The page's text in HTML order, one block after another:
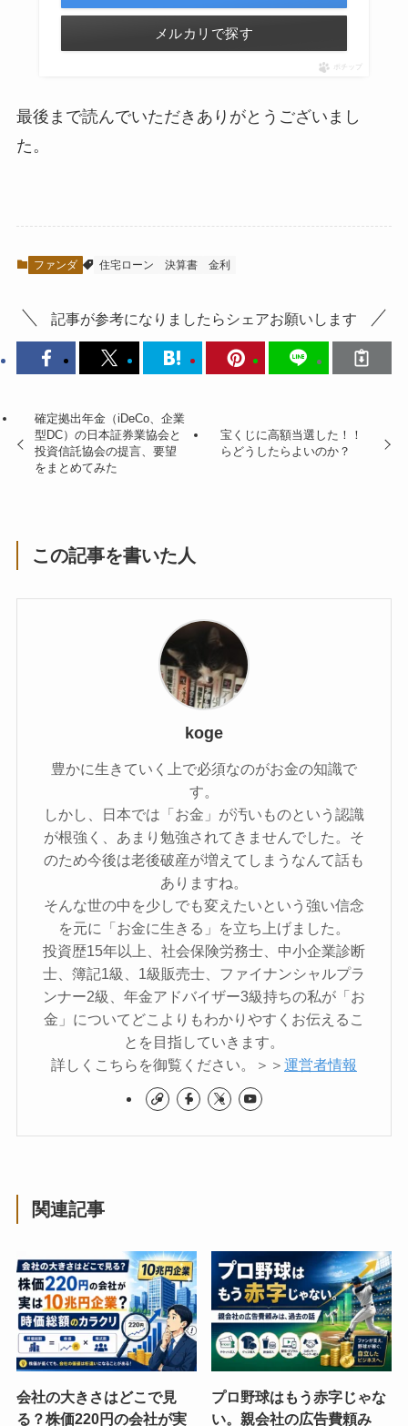
メルカリで探す
ポチップ
最後まで読んでいただきありがとうございまし
た。
ファンダ 住宅ローン 決算書 金利
記事が参考になりましたらシェアお願いします
確定拠出年金（iDeCo、企業
型DC）の日本証券業協会と
投資信託協会の提言、要望
をまとめてみた
宝くじに高額当選した！！
らどうしたらよいのか？
この記事を書いた人
koge
豊かに生きていく上で必須なのがお金の知識で
す。
しかし、日本では「お金」が汚いものという認識
が根強く、あまり勉強されてきませんでした。そ
のため今後は老後破産が増えてしまうなんて話も
ありますね。
そんな世の中を少しでも変えたいという強い信念
を元に「お金に生きる」を立ち上げました。
投資歴15年以上、社会保険労務士、中小企業診断
士、簿記1級、1級販売士、ファイナンシャルプラ
ンナー2級、年金アドバイザー3級持ちの私が「お
金」についてどこよりもわかりやすくお伝えるこ
とを目指していきます。
詳しくこちらを御覧ください。＞＞ 運営者情報
関連記事
会社の大きさはどこで見
る？株価220円の会社が実
プロ野球はもう赤字じゃな
い。親会社の広告費頼み